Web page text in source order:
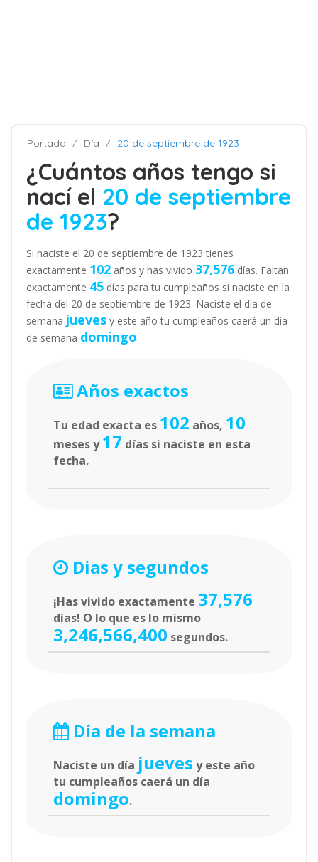
Portada Día 20 de septiembre de 1923
¿Cuántos años tengo si
nací el 20 de septiembre
de 1923?
Si naciste el 20 de septiembre de 1923 tienes
exactamente 102 años y has vivido 37,576 días. Faltan
exactamente 45 días para tu cumpleaños si naciste en la
fecha del 20 de septiembre de 1923. Naciste el día de
semana jueves y este año tu cumpleaños caerá un día
de semana domingo.
Años exactos
Tu edad exacta es 102 años, 10
meses y17 días si naciste en esta
fecha.
Dias y segundos
¡Has vivido exactamente 37,576
días! O lo que es lo mismo
3,246,566,400 segundos.
Día de la semana
Naciste un día jueves y este año
tu cumpleaños caerá un día
domingo.